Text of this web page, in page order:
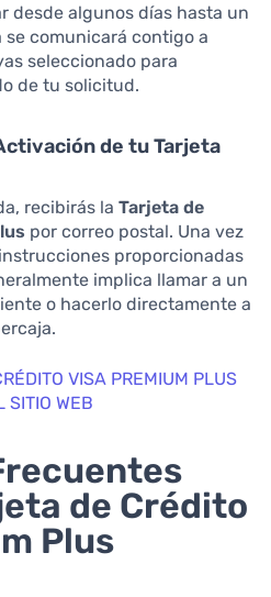
desde algunos días hasta un
se comunicará contigo a
seleccionado para
de tu solicitud.
de tu Tarjeta
recibirás la Tarjeta de
por correo postal. Una vez
proporcionadas
implica llamar a un
o hacerlo directamente a
VISA PREMIUM PLUS
SITIO WEB
de Crédito
Plus